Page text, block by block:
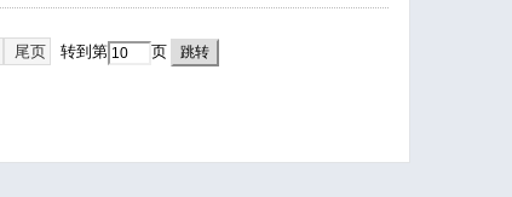
尾页 转到第 页